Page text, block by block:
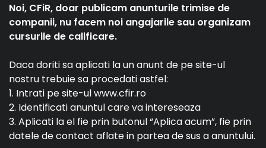
Noi, CFiR, doar publicam anunturile trimise de
companii, nu facem noi angajarile sau organizam
cursurile de calificare.
Daca doriti sa aplicati la un anunt de pe site-ul
nostru trebuie sa procedati astfel:
1. Intrati pe site-ul www.cfir.ro
2. Identificati anuntul care va intereseaza
3. Aplicati la el fie prin butonul “Aplica acum”, fie prin
datele de contact aflate in partea de sus a anuntului.